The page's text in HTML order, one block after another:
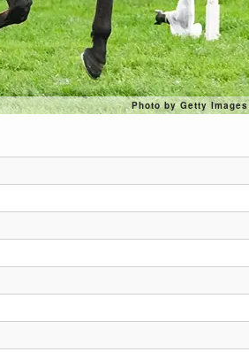
Photo by Getty Images